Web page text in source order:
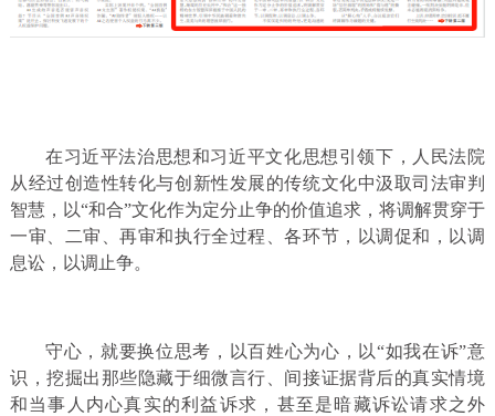
在习近平法治思想和习近平文化思想引领下，人民法院
从经过创造性转化与创新性发展的传统文化中汲取司法审判
智慧，以“和合”文化作为定分止争的价值追求，将调解贯穿于
一审、二审、再审和执行全过程、各环节，以调促和，以调
息讼，以调止争。
守心，就要换位思考，以百姓心为心，以“如我在诉”意
识，挖掘出那些隐藏于细微言行、间接证据背后的真实情境
和当事人内心真实的利益诉求，甚至是暗藏诉讼请求之外